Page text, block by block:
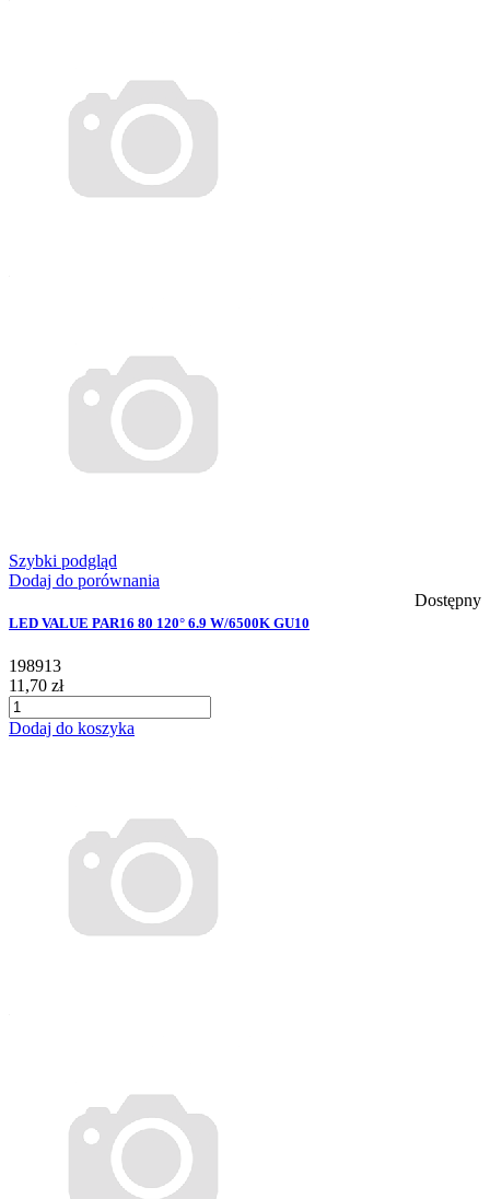
Szybki podgląd
Dodaj do porównania
Dostępny
LED VALUE PAR16 80 120° 6.9 W/6500K GU10
198913
11,70 zł
Dodaj do koszyka